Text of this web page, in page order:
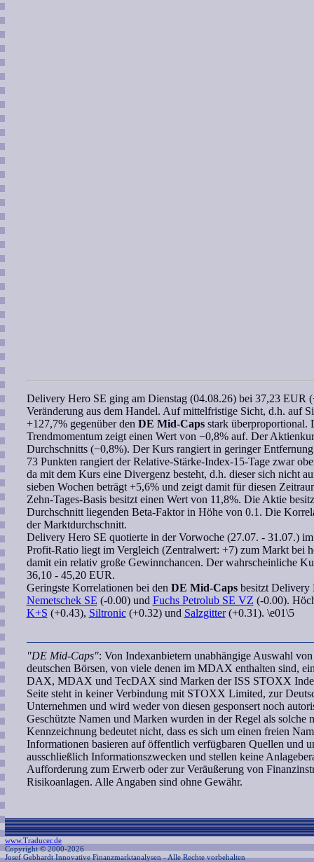
Delivery Hero SE ging am Dienstag (04.08.26) bei 37,23 EUR
Veränderung aus dem Handel. Auf mittelfristige Sicht, d.h. auf
+127,7% gegenüber den DE Mid-Capsstark überproportional.
Trendmomentumzeigt einen Wert von −0,8% auf. Der
Durchschnitts (−0,8%). Der Kurs rangiert in geringer
73 Punkten rangiert derRelative-Stärke-Index-15-Tagezwar
da mit dem Kurs eine Divergenz besteht, d.h. dieser sich nicht
sieben Wochen beträgt +5,6% und zeigt damit für diesen
Zehn-Tages-Basis besitzt einen Wert von 11,8%. Die Aktie
Durchschnitt liegenden Beta-Faktorin Höhe von 0.1. Die
der Marktdurchschnitt.
Delivery Hero SE quotierte in der Vorwoche (27.07. - 31.07.)
Profit-Ratioliegt im Vergleich (Zentralwert: +7) zum Markt bei
damit ein relativ große Gewinnchancen. Derwahrscheinliche
36,10 - 45,20 EUR.
Geringste Korrelationen bei den DE Mid-Capsbesitzt Delivery
Nemetschek SE (-0.00) und Fuchs Petrolub SE VZ (-0.00).
K+S (+0.43), Siltronic(+0.32) und Salzgitter(+0.31). \e01\5
"DE Mid-Caps": Von Indexanbietern unabhängige Auswahl
deutschen Börsen, von viele denen im MDAX enthalten sind,
DAX, MDAX und TecDAX sind Marken der ISS STOXX
Seite steht in keiner Verbindung mit STOXX Limited, zur
Unternehmen und wird weder von diesen gesponsert noch
Geschützte Namen und Marken wurden in der Regel als solche
Kennzeichnung bedeutet nicht, dass es sich um einen freien
Informationen basieren auf öffentlich verfügbaren Quellen und
ausschließlich Informationszwecken und stellen keine
Aufforderung zum Erwerb oder zur Veräußerung von
Risikoanlagen. Alle Angaben sind ohne Gewähr.
www.Traducer.de
Copyright © 2000-2026
Josef Gebhardt Innovative Finanzmarktanalysen - Alle Rechte vorbehalten